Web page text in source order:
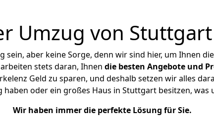
Umzug von
aber keine Sorge, denn wir sind hier, um Ihnen die
stets daran, Ihnen die besten Angebote und
Geld zu sparen, und deshalb setzen wir alles
haben oder ein großes Haus in Stuttgart besitzen, was
Wir haben immer die perfekte Lösung für Sie.